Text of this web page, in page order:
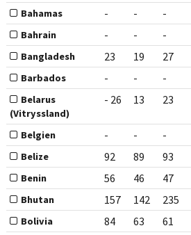
Bahamas - - -
Bahrain - - -
Bangladesh 23 19 27
Barbados - - -
Belarus
(Vitryssland)
- 26 13 23
Belgien - - -
Belize 92 89 93
Benin 56 46 47
Bhutan 157 142 235
Bolivia 84 63 61